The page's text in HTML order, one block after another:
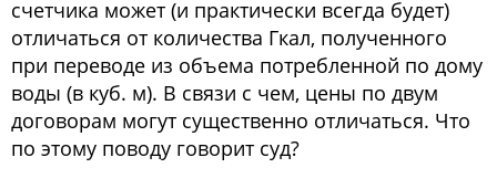
счетчика может (и практически всегда будет)
отличаться от количества Гкал, полученного
при переводе из объема потребленной по дому
воды (в куб. м). В связи с чем, цены по двум
договорам могут существенно отличаться. Что
по этому поводу говорит суд?